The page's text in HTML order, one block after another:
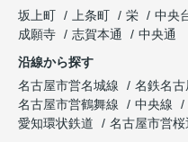
坂上町
上条町 栄 中央
成願寺
志賀本通
中央通
沿線から探す
名古屋市営名城線
名鉄名古
名古屋市営鶴舞線
中央線
愛知環状鉄道
名古屋市営桜